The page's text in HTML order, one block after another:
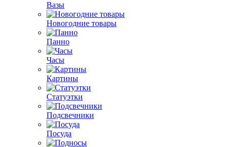
Вазы
Новогодние товары
Панно
Часы
Картины
Статуэтки
Подсвечники
Посуда